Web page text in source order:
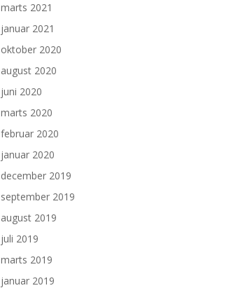
marts 2021
januar 2021
oktober 2020
august 2020
juni 2020
marts 2020
februar 2020
januar 2020
december 2019
september 2019
august 2019
juli 2019
marts 2019
januar 2019